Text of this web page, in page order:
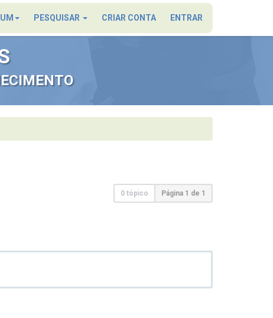
PESQUISAR CRIAR CONTA ENTRAR ×
0 tópico Página 1 de 1